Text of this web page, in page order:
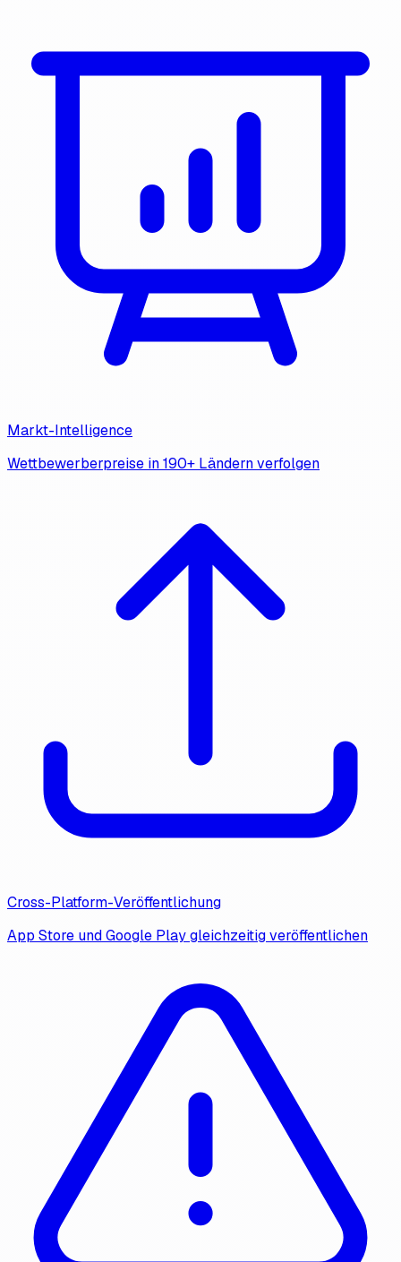
Markt-Intelligence
Wettbewerberpreise in 190+ Ländern verfolgen
Cross-Platform-Veröffentlichung
App Store und Google Play gleichzeitig veröffentlichen